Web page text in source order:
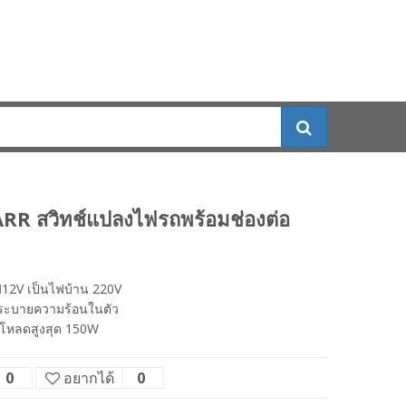
สวิทช์แปลงไฟรถพร้อมช่องต่อ
เป็นไฟบ้าน 220V
บายความร้อนในตัว
หลดสูงสุด 150W
0 อยากได้ 0